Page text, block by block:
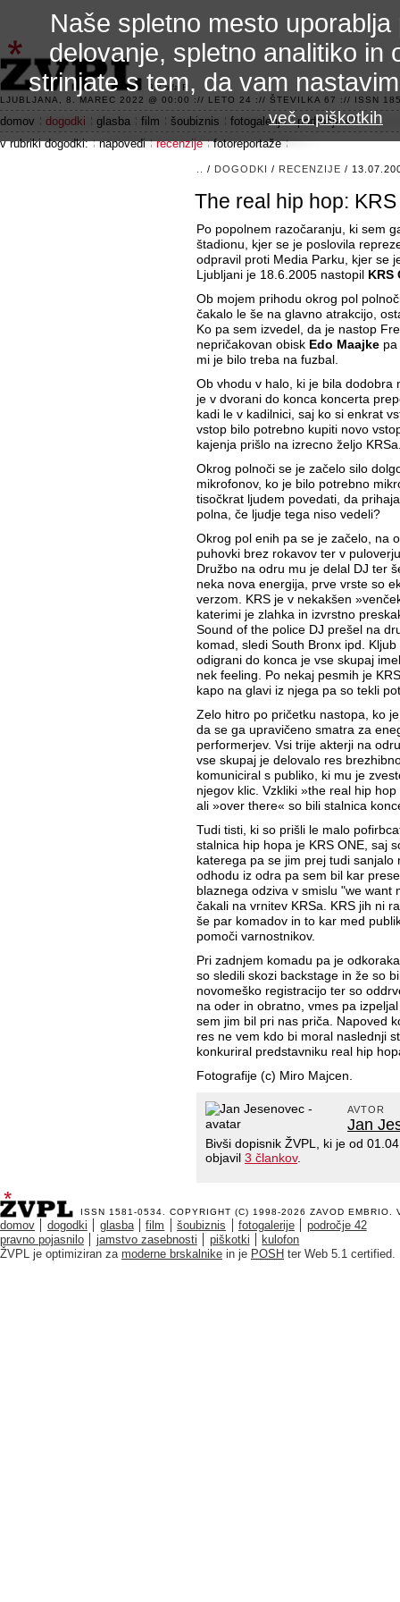
3.2 alfa R
LJUBLJANA, 8. MAREC 2022 @ 00:00 :// LETO 24 :// ŠTEVILKA 67 :// ISSN
domov dogodki glasba film šoubiznis fotogalerije
področje 42
v rubriki dogodki:
napovedi recenzije fotoreportaže
/ DOGODKI / RECENZIJE /
The real hip hop:
Po popolnem razočaranju, ki sem
štadionu, kjer se je poslovila
odpravil proti Media Parku, kjer se
Ljubljani je 18.6.2005 nastopil
KRS
Ob mojem prihodu okrog pol
čakalo le še na glavno atrakcijo,
Ko pa sem izvedel, da je nastop
nepričakovan obisk Edo Maajke
mi je bilo treba na fuzbal.
Ob vhodu v halo, ki je bila dodobra
je v dvorani do konca koncerta
kadi le v kadilnici, saj ko si enkrat
vstop bilo potrebno kupiti novo
kajenja prišlo na izrecno željo
Okrog polnoči se je začelo silo
mikrofonov, ko je bilo potrebno
tisočkrat ljudem povedati, da
polna, če ljudje tega niso vedeli?
Okrog pol enih pa se je začelo, na
puhovki brez rokavov ter v
Družbo na odru mu je delal DJ ter
neka nova energija, prve vrste so
verzom. KRS je v nekakšen
katerimi je zlahka in izvrstno
Sound of the police DJ prešel na
komad, sledi South Bronx ipd.
odigrani do konca je vse skupaj
nek feeling. Po nekaj pesmih je
kapo na glavi iz njega pa so tekli
Zelo hitro po pričetku nastopa, ko
da se ga upravičeno smatra za
performerjev. Vsi trije akterji na
vse skupaj je delovalo res
komuniciral s publiko, ki mu je
njegov klic. Vzkliki »the real hip
ali »over there« so bili stalnica
Tudi tisti, ki so prišli le malo
stalnica hip hopa je KRS ONE, saj
katerega pa se jim prej tudi
odhodu iz odra pa sem bil kar
blaznega odziva v smislu "we want
čakali na vrnitev KRSa. KRS jih ni
še par komadov in to kar med
pomoči varnostnikov.
Pri zadnjem komadu pa je
so sledili skozi backstage in že so
novomeško registracijo ter so
na oder in obratno, vmes pa
sem jim bil pri nas priča. Napoved
res ne vem kdo bi moral naslednji
konkuriral predstavniku real hip
Fotografije (c) Miro Majcen.
AVTOR
Jan
Bivši dopisnik ŽVPL, ki je od
objavil 3 člankov.
ISSN 1581-0534. COPYRIGHT (C) 1998-2026 ZAVOD EMBRIO .
domov dogodki glasba film šoubiznis fotogalerije
področje 42
pravno pojasnilo
jamstvo zasebnosti piškotki
kulofon
ŽVPL je optimiziran za moderne brskalnike in je POSH ter Web 5.1 certified.
Naše spletno mesto
delovanje, spletno analitiko in
strinjate s tem, da vam
več o piškotkih